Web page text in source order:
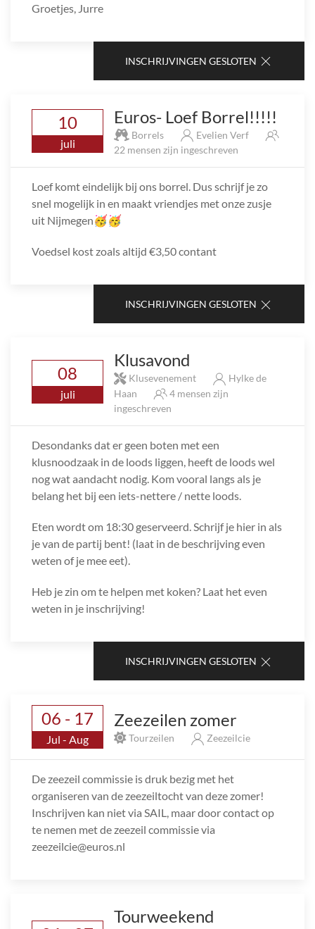
Groetjes, Jurre
INSCHRIJVINGEN GESLOTEN
10
juli
Euros- Loef Borrel!!!!!
Borrels
Evelien Verf
22 mensen zijn ingeschreven
Loef komt eindelijk bij ons borrel. Dus schrijf je zo
snel mogelijk in en maakt vriendjes met onze zusje
uit Nijmegen🥳🥳
Voedsel kost zoals altijd €3,50 contant
INSCHRIJVINGEN GESLOTEN
08
juli
Klusavond
Klusevenement
Hylke de
Haan
4 mensen zijn
ingeschreven
Desondanks dat er geen boten met een
klusnoodzaak in de loods liggen, heeft de loods wel
nog wat aandacht nodig. Kom vooral langs als je
belang het bij een iets-nettere / nette loods.
Eten wordt om 18:30 geserveerd. Schrijf je hier in als
je van de partij bent! (laat in de beschrijving even
weten of je mee eet).
Heb je zin om te helpen met koken? Laat het even
weten in je inschrijving!
INSCHRIJVINGEN GESLOTEN
06 - 17
Jul - Aug
Zeezeilen zomer
Tourzeilen Zeezeilcie
De zeezeil commissie is druk bezig met het
organiseren van de zeezeiltocht van deze zomer!
Inschrijven kan niet via SAIL, maar door contact op
te nemen met de zeezeil commissie via
zeezeilcie@euros.nl
Tourweekend